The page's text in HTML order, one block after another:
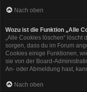
Nach oben
Wozu ist die Funktion „Alle
„Alle Cookies löschen“ löscht
sorgen, dass du im Forum
Cookies einige Funktionen,
sie von der Board-
An- oder Abmeldung hast,
Nach oben